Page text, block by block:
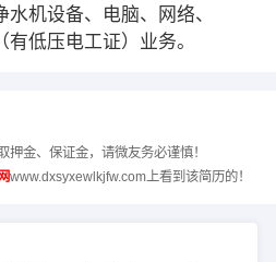
机设备、电脑、网络、
低压电工证）业务。
金、保证金，请微友务必谨慎！
www.dxsyxewlkjfw.com上看到该简历的！